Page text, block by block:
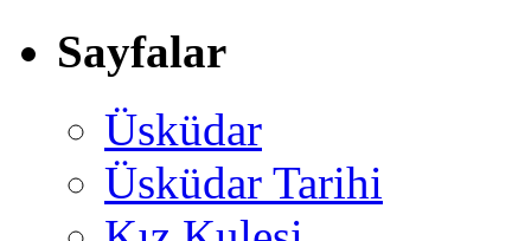
Sayfalar
Üsküdar
Üsküdar Tarihi